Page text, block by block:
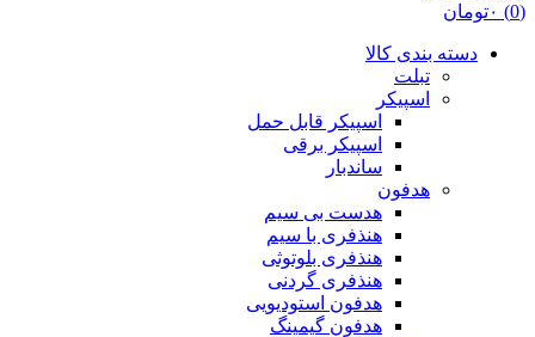
(0)
۰تومان
دسته بندی کالا
تبلت
اسپیکر
اسپیکر قابل حمل
اسپیکر برقی
ساندبار
هدفون
هدست بی سیم
هنذفری با سیم
هنذفری بلوتوثی
هنذفری گردنی
هدفون استودیویی
هدفون گیمینگ